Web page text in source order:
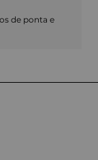
de ponta e